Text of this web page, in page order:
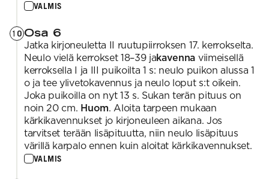
VALMIS
10 Osa 6
Jatka kirjoneuletta II ruutupiirroksen 17. kerrokselta.
Neulo vielä kerrokset 18–39 jakavenna viimeisellä
kerroksella I ja III puikoilta 1 s: neulo puikon alussa 1
o ja tee ylivetokavennus ja neulo loput s:t oikein.
Joka puikoilla on nyt 13 s. Sukan terän pituus on
noin 20 cm. Huom. Aloita tarpeen mukaan
kärkikavennukset jo kirjoneuleen aikana. Jos
tarvitset terään lisäpituutta, niin neulo lisäpituus
värillä karpalo ennen kuin aloitat kärkikavennukset.
VALMIS